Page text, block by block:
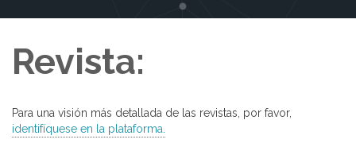
Revista:
Para una visión más detallada de las revistas, por favor,
identifíquese en la plataforma.